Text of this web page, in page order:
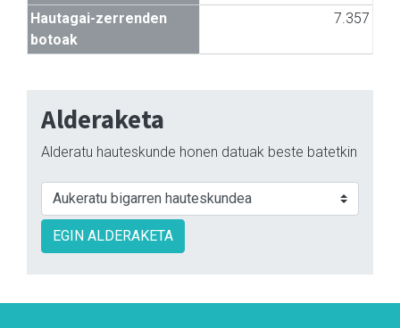
Hautagai-zerrenden
botoak
7.357
Alderaketa
Alderatu hauteskunde honen datuak beste batetkin
EGIN ALDERAKETA